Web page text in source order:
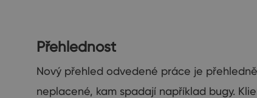
Přehlednost
Nový přehled odvedené práce je
neplacené, kam spadají například bugy.